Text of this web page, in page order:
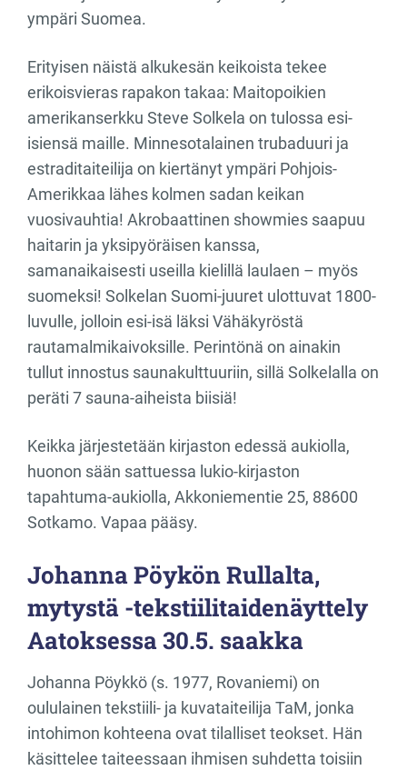
ympäri Suomea.
Erityisen näistä alkukesän keikoista tekee
erikoisvieras rapakon takaa: Maitopoikien
amerikanserkku Steve Solkela on tulossa esi-
isiensä maille. Minnesotalainen trubaduuri ja
estraditaiteilija on kiertänyt ympäri Pohjois-
Amerikkaa lähes kolmen sadan keikan
vuosivauhtia! Akrobaattinen showmies saapuu
haitarin ja yksipyöräisen kanssa,
samanaikaisesti useilla kielillä laulaen – myös
suomeksi! Solkelan Suomi-juuret ulottuvat 1800-
luvulle, jolloin esi-isä läksi Vähäkyröstä
rautamalmikaivoksille. Perintönä on ainakin
tullut innostus saunakulttuuriin, sillä Solkelalla on
peräti 7 sauna-aiheista biisiä!
Keikka järjestetään kirjaston edessä aukiolla,
huonon sään sattuessa lukio-kirjaston
tapahtuma-aukiolla, Akkoniementie 25, 88600
Sotkamo. Vapaa pääsy.
Johanna Pöykön Rullalta,
mytystä -tekstiilitaidenäyttely
Aatoksessa 30.5. saakka
Johanna Pöykkö (s. 1977, Rovaniemi) on
oululainen tekstiili- ja kuvataiteilija TaM, jonka
intohimon kohteena ovat tilalliset teokset. Hän
käsittelee taiteessaan ihmisen suhdetta toisiin